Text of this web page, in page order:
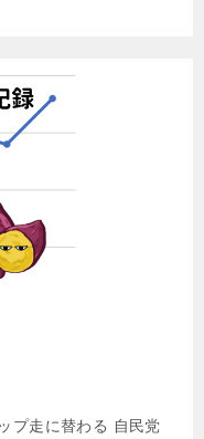
プ走に替わる 自民党